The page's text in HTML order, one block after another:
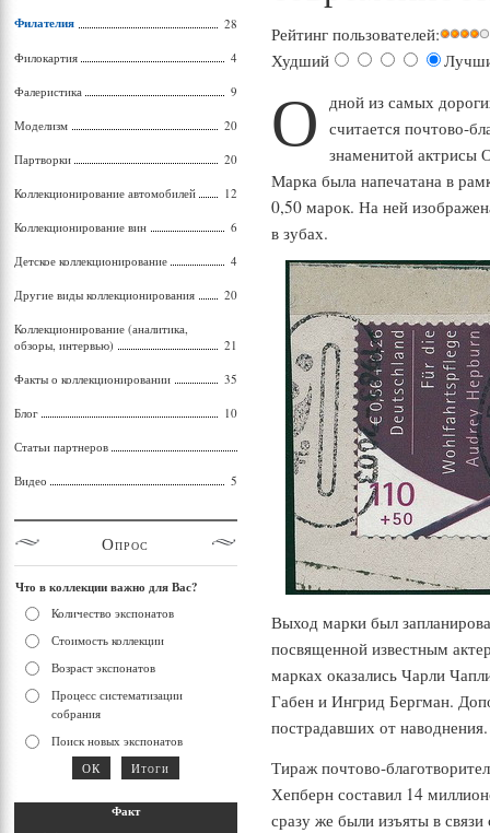
Рейтинг пользователей:
Худший
О
дной из самых
считается почтово-
знаменитой актрисы
Марка была напечатана в
0,50 марок. На ней
в зубах.
Выход марки был
посвященной известным
марках оказались Чарли
Габен и Ингрид Бергман.
пострадавших от наводнения.
Тираж почтово-
Хепберн составил 14
сразу же были изъяты в
Филателия 28
Филокартия 4
Фалеристика 9
Моделизм 20
Партворки 20
Коллекционирование автомобилей 12
Коллекционирование вин 6
Детское коллекционирование 4
Другие виды коллекционирования 20
Коллекционирование (аналитика,
обзоры, интервью)
21
Факты о коллекционировании 35
Блог 10
Статьи партнеров
Видео 5
Опрос
Что в коллекции важно для Вас?
Количество экспонатов
Стоимость коллекции
Возраст экспонатов
Процесс систематизации
собрания
Поиск новых экспонатов
Факт